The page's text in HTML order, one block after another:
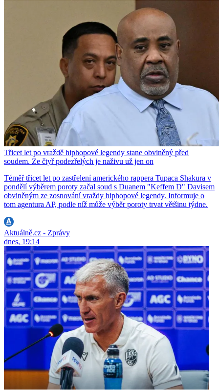
Třicet let po vraždě hiphopové legendy stane obviněný před
soudem. Ze čtyř podezřelých je naživu už jen on
Téměř třicet let po zastřelení amerického rappera Tupaca Shakura v
pondělí výběrem poroty začal soud s Duanem "Keffem D" Davisem
obviněným ze zosnování vraždy hiphopové legendy. Informuje o
tom agentura AP, podle níž může výběr poroty trvat většinu týdne.
Aktuálně.cz - Zprávy
dnes, 19:14